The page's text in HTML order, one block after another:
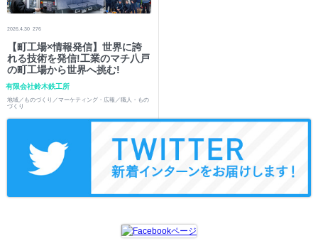
2026.4.30 276
【町工場×情報発信】世界に誇
れる技術を発信!工業のマチ八戸
の町工場から世界へ挑む!
有限会社鈴木鉄工所
地域／ものづくり／マーケティング・広報／職人・もの
づくり